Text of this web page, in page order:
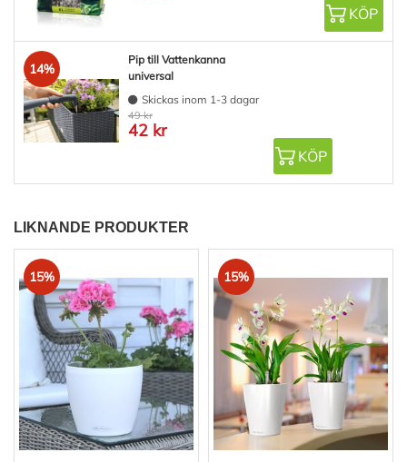
KÖP
14%
Pip till Vattenkanna
universal
Skickas inom 1-3 dagar
49 kr
42 kr
KÖP
LIKNANDE PRODUKTER
15% 15%